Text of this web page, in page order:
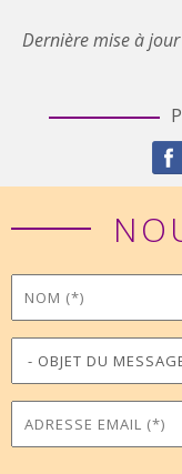
Dernière mise à
Nom*
Prénom
Objet du message*
Téléphone
Adresse Email*
Commune